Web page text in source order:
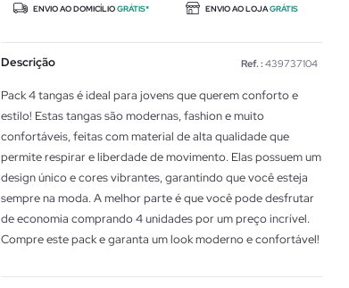
ENVIO AO DOMICÍLIOGRÁTIS* ENVIO AO LOJAGRÁTIS
Descrição Ref. : 439737104
Pack 4 tangas é ideal para jovens que querem conforto e
estilo! Estas tangas são modernas, fashion e muito
confortáveis, feitas com material de alta qualidade que
permite respirar e liberdade de movimento. Elas possuem um
design único e cores vibrantes, garantindo que você esteja
sempre na moda. A melhor parte é que você pode desfrutar
de economia comprando 4 unidades por um preço incrível.
Compre este pack e garanta um look moderno e confortável!